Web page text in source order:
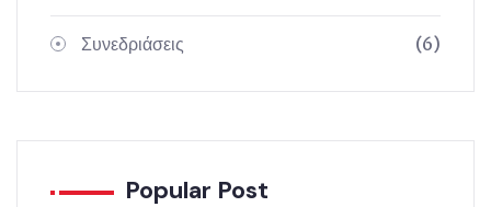
Συνεδριάσεις (6)
Popular Post